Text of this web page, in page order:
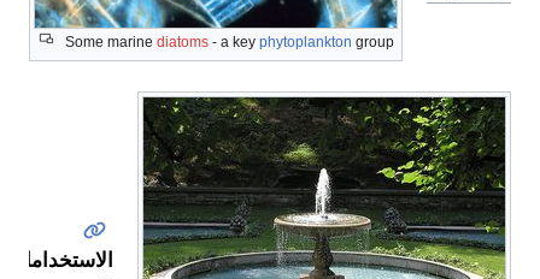
Some marine diatoms - a key phytoplankton group
الصحة
والتلوث
الاستخدامات